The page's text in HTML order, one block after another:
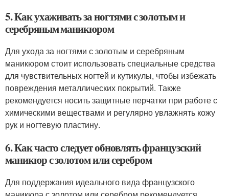
5. Как ухаживать за ногтями с золотым и
серебряным маникюром
Для ухода за ногтями с золотым и серебряным
маникюром стоит использовать специальные средства
для чувствительных ногтей и кутикулы, чтобы избежать
повреждения металлических покрытий. Также
рекомендуется носить защитные перчатки при работе с
химическими веществами и регулярно увлажнять кожу
рук и ногтевую пластину.
6. Как часто следует обновлять французский
маникюр с золотом или серебром
Для поддержания идеального вида французского